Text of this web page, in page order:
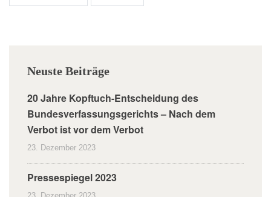
Neuste Beiträge
20 Jahre Kopftuch-Entscheidung des
Bundesverfassungsgerichts – Nach dem
Verbot ist vor dem Verbot
23. Dezember 2023
Pressespiegel 2023